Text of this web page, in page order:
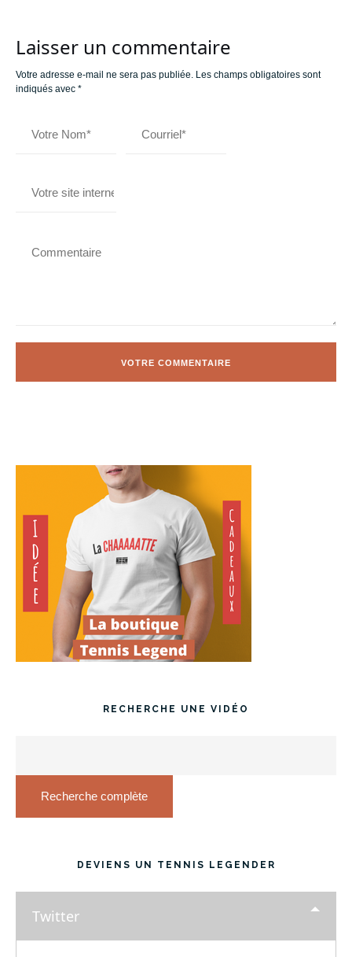
Laisser un commentaire
Votre adresse e-mail ne sera pas publiée. Les champs obligatoires sont
indiqués avec *
RECHERCHE UNE VIDÉO
Recherche complète
DEVIENS UN TENNIS LEGENDER
Twitter